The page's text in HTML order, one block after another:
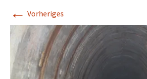
← Vorheriges